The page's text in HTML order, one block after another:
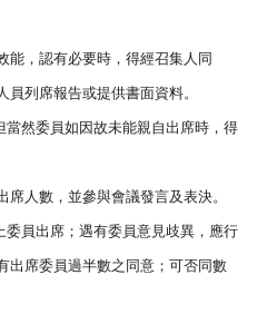
能，認有必要時，得經召集人同
員列席報告或提供書面資料。
當然委員如因故未能親自出席時，得
席人數，並參與會議發言及表決。
委員出席；遇有委員意見歧異，應行
出席委員過半數之同意；可否同數